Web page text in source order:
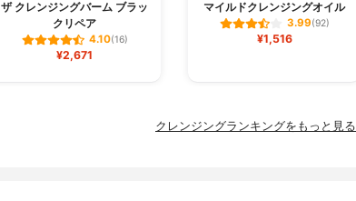
ザ クレンジングバーム ブラッ
クリペア
4.10(16)
¥2,671
マイルドクレンジングオイル
3.99(92)
¥1,516
クレンジングランキングをもっと見る